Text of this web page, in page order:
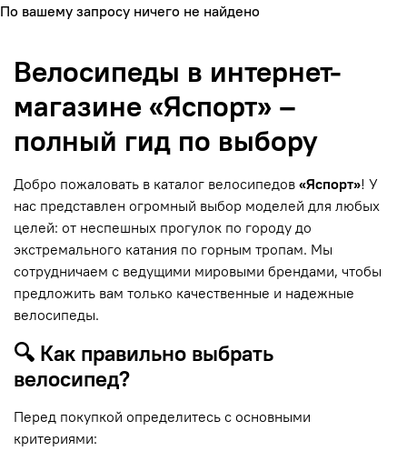
По вашему запросу ничего не найдено
Велосипеды в интернет-
магазине «Яспорт» –
полный гид по выбору
Добро пожаловать в каталог велосипедов «Яспорт»! У
нас представлен огромный выбор моделей для любых
целей: от неспешных прогулок по городу до
экстремального катания по горным тропам. Мы
сотрудничаем с ведущими мировыми брендами, чтобы
предложить вам только качественные и надежные
велосипеды.
🔍 Как правильно выбрать
велосипед?
Перед покупкой определитесь с основными
критериями: